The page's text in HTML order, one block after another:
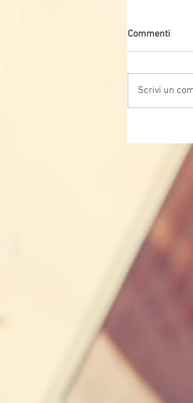
Commenti
Scrivi un